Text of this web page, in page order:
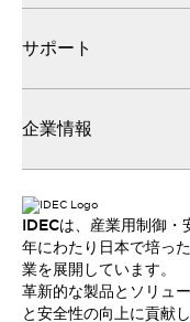
サポート
企業情報
IDECは、産業用制御・
年にわたり日本で培っ
業を展開しています。
革新的な製品とソリュ
と安全性の向上に貢献